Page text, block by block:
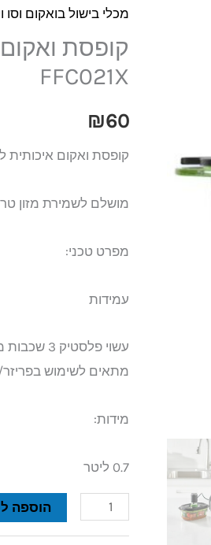
מכלי בישול בואקום וסו
FFC021X
₪60
קופסת ואקום איכותית
מושלם לשמירת מזון
מפרט טכני:
עמידות
עשוי פלסטיק 3 שכבות מחוזק העמיד בפני שברים, כתמים וריחות לא נעימים
מתאים לשימוש
מידות:
0.7 ליטר
קופסת
איכותית
0.7
FoodSaver
FFC021X
הוספה